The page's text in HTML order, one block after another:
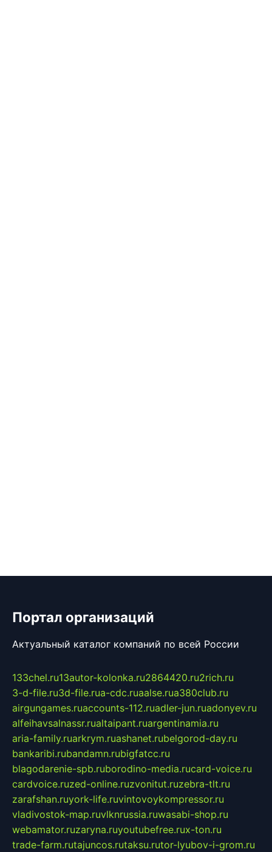
Портал организаций
Актуальный каталог компаний по всей России
133chel.ru13autor-kolonka.ru2864420.ru2rich.ru
3-d-file.ru3d-file.rua-cdc.ruaalse.rua380club.ru
airgungames.ruaccounts-112.ruadler-jun.ruadonyev.ru
alfeihavsalnassr.rualtaipant.ruargentinamia.ru
aria-family.ruarkrym.ruashanet.rubelgorod-day.ru
bankaribi.rubandamn.rubigfatcc.ru
blagodarenie-spb.ruborodino-media.rucard-voice.ru
cardvoice.ruzed-online.ruzvonitut.ruzebra-tlt.ru
zarafshan.ruyork-life.ruvintovoykompressor.ru
vladivostok-map.ruvlknrussia.ruwasabi-shop.ru
webamator.ruzaryna.ruyoutubefree.rux-ton.ru
trade-farm.rutajuncos.rutaksu.rutor-lyubov-i-grom.ru